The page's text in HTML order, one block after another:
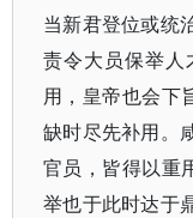
当新君登位或统
责令大员保举
用，皇帝也会下
缺时尽先补用。
官员，皆得以重
举也于此时达于